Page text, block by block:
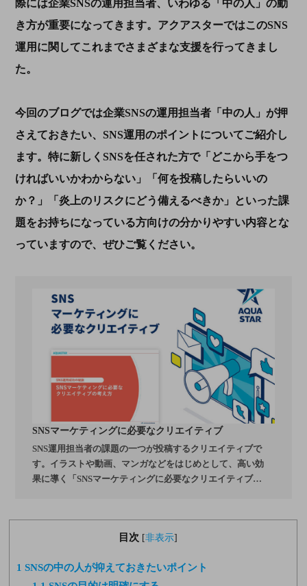
際には企業SNSの運用担当者、いわゆる「中の人」の動
き方が重要になってきます。アクアスターではこのSNS
運用に関してこれまでさまざまな支援を行ってきまし
た。
今回のブログでは企業SNSの運用担当者「中の人」が押
さえておきたい、SNS運用のポイントについてご紹介し
ます。特に新しくSNSを任された方で「どこから手をつ
ければいいかわからない」「何を投稿したらいいの
か？」「炎上のリスクにどう備えるべきか」といった課
題をお持ちになっている方向けの分かりやすい内容とな
っていますので、ぜひご覧ください。
SNSマーケティングに必要なクリエイティブ
SNS運用担当者の課題の一つが投稿するクリエイティブで
す。イラストや動画、マンガなどをはじめとして、高い効
果に導く「SNSマーケティングに必要なクリエイティブ」
目次 [非表示]
1 SNSの中の人が抑えておきたいポイント